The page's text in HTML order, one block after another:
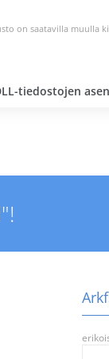
on saatavilla muulla
tiedostojen